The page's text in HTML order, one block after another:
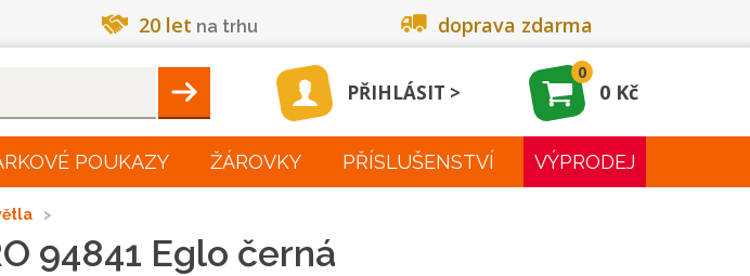
20 let na trhu doprava zdarma
Hleadat PŘIHLÁSIT
0
0 Kč
POUKAZY ŽÁROVKY PŘÍSLUŠENSTVÍ VÝPRODEJ
94841 Eglo černá